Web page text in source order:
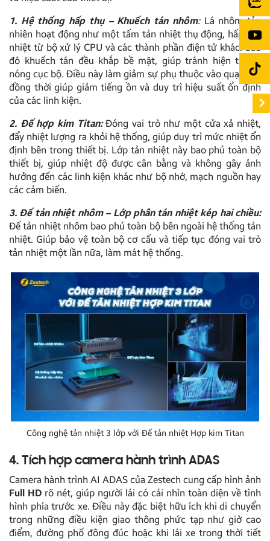
1. Hệ thống hấp thụ – Khuếch tán nhôm:Lá nhôm tản
nhiên hoạt động như một tấm tản nhiệt thụ động, hấp thụ
nhiệt từ bộ xử lý CPU và các thành phần điện tử khác. Sau
đó khuếch tán đều khắp bề mặt, giúp tránh hiện tượng
nóng cục bộ. Điều này làm giảm sự phụ thuộc vào quạt gió,
đồng thời giúp giảm tiếng ồn và duy trì hiệu suất ổn định
của các linh kiện.
2. Đế hợp kim Titan:Đóng vai trò như một cửa xả nhiệt,
đẩy nhiệt lượng ra khỏi hệ thống, giúp duy trì mức nhiệt ổn
định bên trong thiết bị. Lớp tản nhiệt này bao phủ toàn bộ
thiết bị, giúp nhiệt độ được cân bằng và không gây ảnh
hưởng đến các linh kiện khác như bộ nhớ, mạch nguồn hay
các cảm biến.
3. Đế tản nhiệt nhôm – Lớp phân tán nhiệt kép hai chiều:
Đế tản nhiệt nhôm bao phủ toàn bộ bên ngoài hệ thống tản
nhiệt. Giúp bảo vệ toàn bộ cơ cấu và tiếp tục đóng vai trò
tản nhiệt một lần nữa, làm mát hệ thống.
Công nghệ tản nhiệt 3 lớp với Đế tản nhiệt Hợp kim Titan
4. Tích hợp camera hành trình ADAS
Camera hành trình AI ADAS của Zestech cung cấp hình ảnh
Full HD rõ nét, giúp người lái có cái nhìn toàn diện về tình
hình phía trước xe. Điều này đặc biệt hữu ích khi di chuyển
trong những điều kiện giao thông phức tạp như giờ cao
điểm, đường phố đông đúc hoặc khi lái xe trong thời tiết